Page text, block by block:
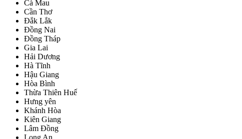
Cà Mau
Cần Thơ
Đắk Lắk
Đồng Nai
Đồng Tháp
Gia Lai
Hải Dương
Hà Tĩnh
Hậu Giang
Hòa Bình
Thừa Thiên Huế
Hưng yên
Khánh Hòa
Kiên Giang
Lâm Đồng
Long An